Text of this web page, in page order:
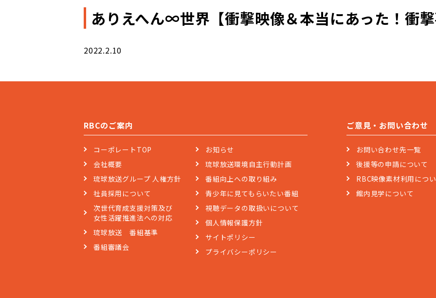
ありえへん∞世界【衝撃映像＆本当にあった！衝
2022.2.10
RBCのご案内
コーポレートTOP
会社概要
琉球放送グループ 人権方針
社員採用について
次世代育成支援対策及び
女性活躍推進法への対応
琉球放送 番組基準
番組審議会
お知らせ
琉球放送環境自主行動計画
番組向上への取り組み
青少年に見てもらいたい番組
視聴データの取扱いについて
個人情報保護方針
サイトポリシー
プライバシーポリシー
ご意見・お問い合わせ
お問い合わせ先一覧
後援等の申請について
RBC映像素材利用につ
館内見学について